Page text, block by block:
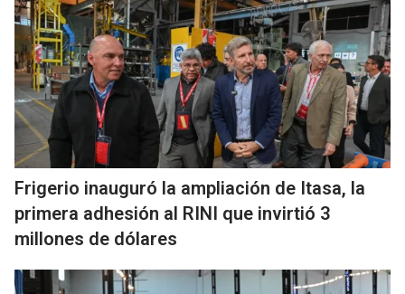
Frigerio inauguró la ampliación de Itasa, la
primera adhesión al RINI que invirtió 3
millones de dólares